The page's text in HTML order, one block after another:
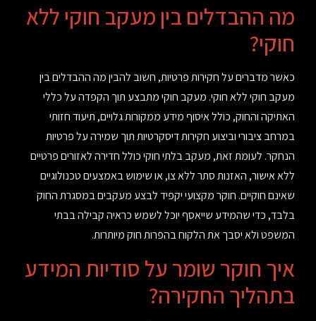
מה ההבדלים בין מעקב חוקי ללא
חוקי?
כאשר מדברים על חקירות פרטיות, חשוב להבין מה ההבדלים בין
מעקב חוקי ללא חוקי. מעקב חוקי מתבצע תוך הקפדה על כללי
האתיקה והחוק, כולל איסוף מידע ממקורות גלויים, תיעוד חזותי
במרחב ציבורי וביצוע חקירות דיסקרטיות תוך שמירה על פרטיות
הנחקר. לעומת זאת, מעקב בלתי חוקי כולל חדירה לאזורים פרטיים
ללא אישור, האזנות סתר ללא צו, או שימוש באמצעים טכנולוגיים
שאינם חוקיים. חוקר מקצועי יקפיד לבצע מעקבים במסגרת החוק
בלבד, כדי שהמידע שייאסף יוכל לשמש כראיה קבילה בבתי
המשפט ולא יסבך את הלקוח בהפרות חוק מיותרות.
איך חוקר שומר על סודיות המידע
בתהליך החקירה?